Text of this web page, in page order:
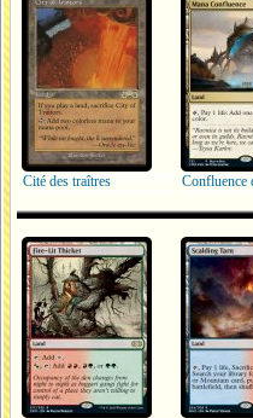
Cité des traîtres Confluence